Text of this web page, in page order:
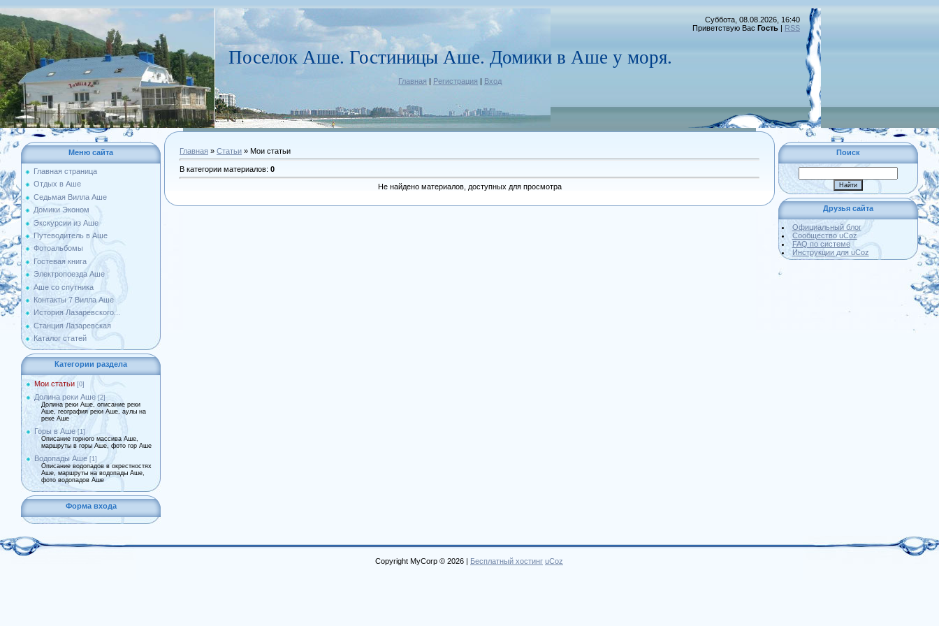
Поселок Аше. Гостиницы Аше. Домики в Аше у моря.
Главная | Регистрация | Вход
Суббота, 08.08.2026, 16:40
Приветствую Вас Гость | RSS
Меню сайта
Главная страница
Отдых в Аше
Седьмая Вилла Аше
Домики Эконом
Экскурсии из Аше
Путеводитель в Аше
Фотоальбомы
Гостевая книга
Электропоезда Аше
Аше со спутника
Контакты 7 Вилла Аше
История Лазаревского...
Станция Лазаревская
Каталог статей
Категории раздела
Мои статьи [0]
Долина реки Аше [2]
Долина реки Аше, описание реки
Аше, география реки Аше, аулы на
реке Аше
Горы в Аше [1]
Описание горного массива Аше,
маршруты в горы Аше, фото гор Аше
Водопады Аше [1]
Описание водопадов в окрестностях
Аше, маршруты на водопады Аше,
фото водопадов Аше
Форма входа
Главная » Статьи » Мои статьи
В категории материалов: 0
Не найдено материалов, доступных для просмотра
Поиск
Друзья сайта
Официальный блог
Сообщество uCoz
FAQ по системе
Инструкции для uCoz
Copyright MyCorp © 2026 | Бесплатный хостинг uCoz